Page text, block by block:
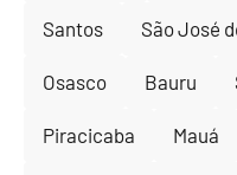
Santos São José
Osasco Bauru
Piracicaba Mauá